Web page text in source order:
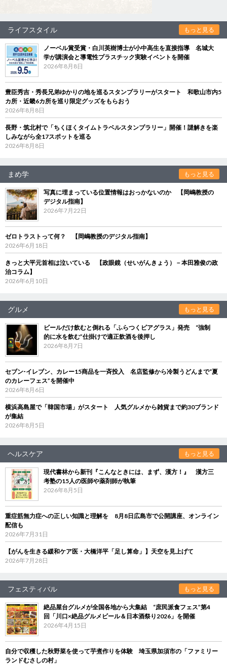
ライフスタイル もっと見る
ノーベル賞受賞・白川英樹博士が小中高生を直接指導 名城大
学が講演会と導電性プラスチック実験イベントを開催
2026年8月8日
豊臣秀吉・秀長兄弟ゆかりの地を巡るスタンプラリーがスタート 和歌山市内5
カ所・近畿6カ所を巡り限定グッズをもらおう
2026年8月8日
長野・筑北村で「ちくほくタイムトラベルスタンプラリー」開催！謎解きを楽
しみながら全17スポットを巡る
2026年8月8日
まめ学 もっと見る
写真に埋まっている位置情報はおっかないのか 【岡嶋教授の
デジタル指南】
2026年7月22日
ゼロトラストって何？ 【岡嶋教授のデジタル指南】
2026年6月18日
きっと大平元首相は泣いている 【政眼鏡（せいがんきょう）－本田雅俊の政
治コラム】
2026年6月10日
グルメ もっと見る
ビールだけ飲むと倒れる「ふらつくビアグラス」発売 “強制
的に水を飲む”仕掛けで適正飲酒を後押し
2026年8月7日
セブン‐イレブン、カレー15商品を一斉投入 名店監修から冷製うどんまで“夏
のカレーフェス”を開催中
2026年8月6日
横浜高島屋で「韓国市場」がスタート 人気グルメから雑貨まで約30ブランド
が集結
2026年8月5日
ヘルスケア もっと見る
現代書林から新刊『こんなときには、まず、漢方！』 漢方三
考塾の15人の医師や薬剤師が執筆
2026年8月5日
重症筋無力症への正しい知識と理解を 8月8日広島市で公開講座、オンライン
配信も
2026年7月31日
【がんを生きる緩和ケア医・大橋洋平「足し算命」】天空を見上げて
2026年7月28日
フェスティバル もっと見る
絶品屋台グルメが全国各地から大集結 “庶民派食フェス”第4
回「川口×絶品グルメビール＆日本酒祭り2026」を開催
2026年4月15日
自分で収穫した秋野菜を使って芋煮作りを体験 埼玉県加須市の「ファミリー
ランドむさしの村」